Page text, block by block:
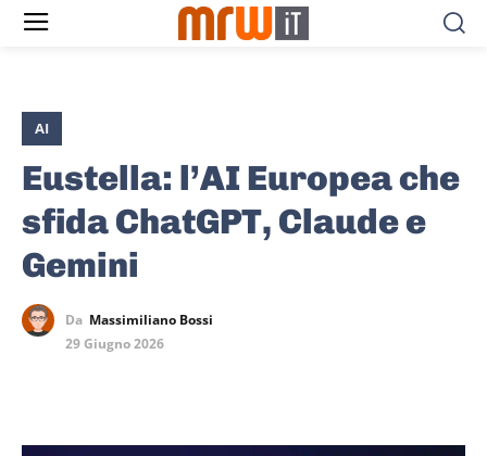
AI
Eustella: l’AI Europea che
sfida ChatGPT, Claude e
Gemini
Da Massimiliano Bossi
29 Giugno 2026